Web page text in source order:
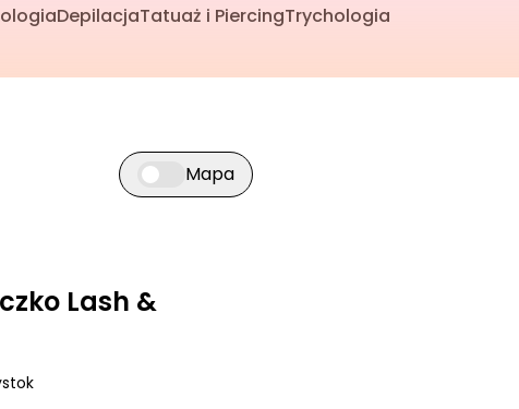
DepilacjaTatuaż i PiercingTrychologia
Przełącz widok mapy
Mapa
Lash &